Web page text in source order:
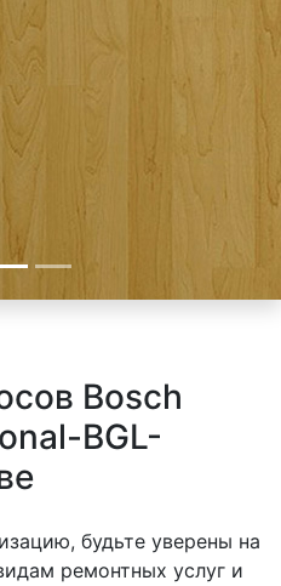
Bosch
BGL-
будьте уверены на
ремонтных услуг и